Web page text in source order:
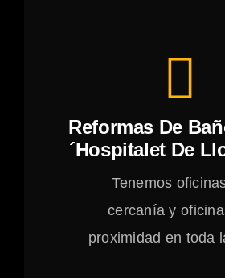
Reformas De
´Hospitalet De
Tenemos
cercanía y
proximidad en toda